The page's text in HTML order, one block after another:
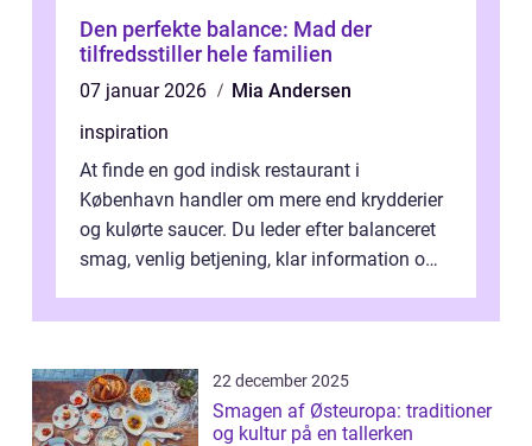
Den perfekte balance: Mad der
tilfredsstiller hele familien
07 januar 2026
Mia Andersen
inspiration
At finde en god indisk restaurant i
København handler om mere end krydderier
og kulørte saucer. Du leder efter balanceret
smag, venlig betjening, klar information om
22 december 2025
Smagen af Østeuropa: traditioner
og kultur på en tallerken